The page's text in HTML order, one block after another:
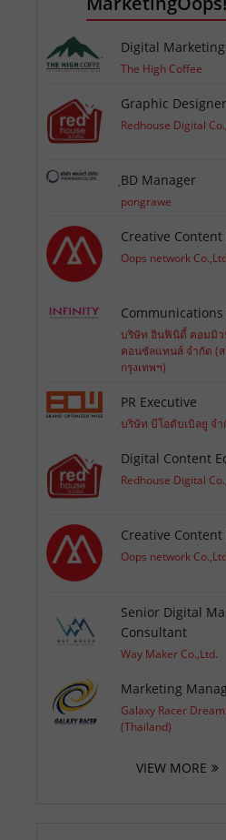
Digital
The High Coffee
Graphic Designer
Redhouse Digital
ฺBD Manager
pongrawe
Creative
Oops network
บริษัท อินฟินิตี้ คอมมิ
คอนซัลแทนส์ จำกัด (ส
กรุงเทพฯ)
PR Executive
บริษัท บีโอดับเบิลยู จำ
Digital Content
Redhouse Digital
Creative
Oops network
Senior Digital
Consultant
Way Maker Co.,Ltd.
Marketing
Galaxy Racer
(Thailand)
VIEW MORE